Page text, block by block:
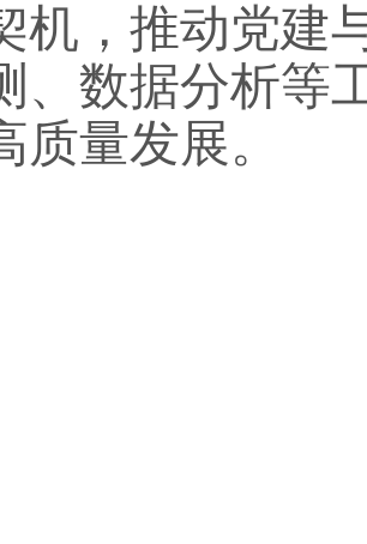
机，推动党建
、数据分析等
质量发展。